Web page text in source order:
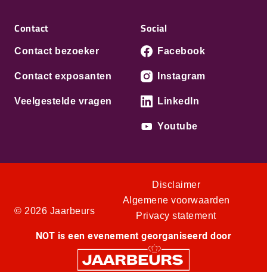
Contact
Contact bezoeker
Contact exposanten
Veelgestelde vragen
Social
Facebook
Instagram
LinkedIn
Youtube
© 2026 Jaarbeurs
Disclaimer
Algemene voorwaarden
Privacy statement
NOT is een evenement georganiseerd door